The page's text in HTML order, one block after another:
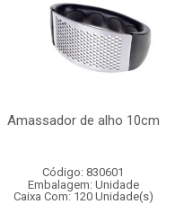
Amassador de alho 10cm
Código: 830601
Embalagem: Unidade
Caixa Com: 120 Unidade(s)